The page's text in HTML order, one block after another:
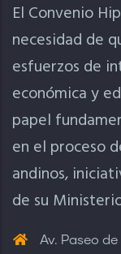
El Convenio
necesidad de
esfuerzos de
económica y
papel
en el proceso
andinos,
de su
Av. Paseo